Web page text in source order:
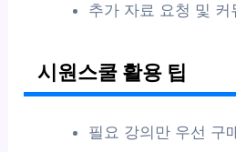
추가 자료 요청 및
시원스쿨 활용 팁
필요 강의만 우선 구